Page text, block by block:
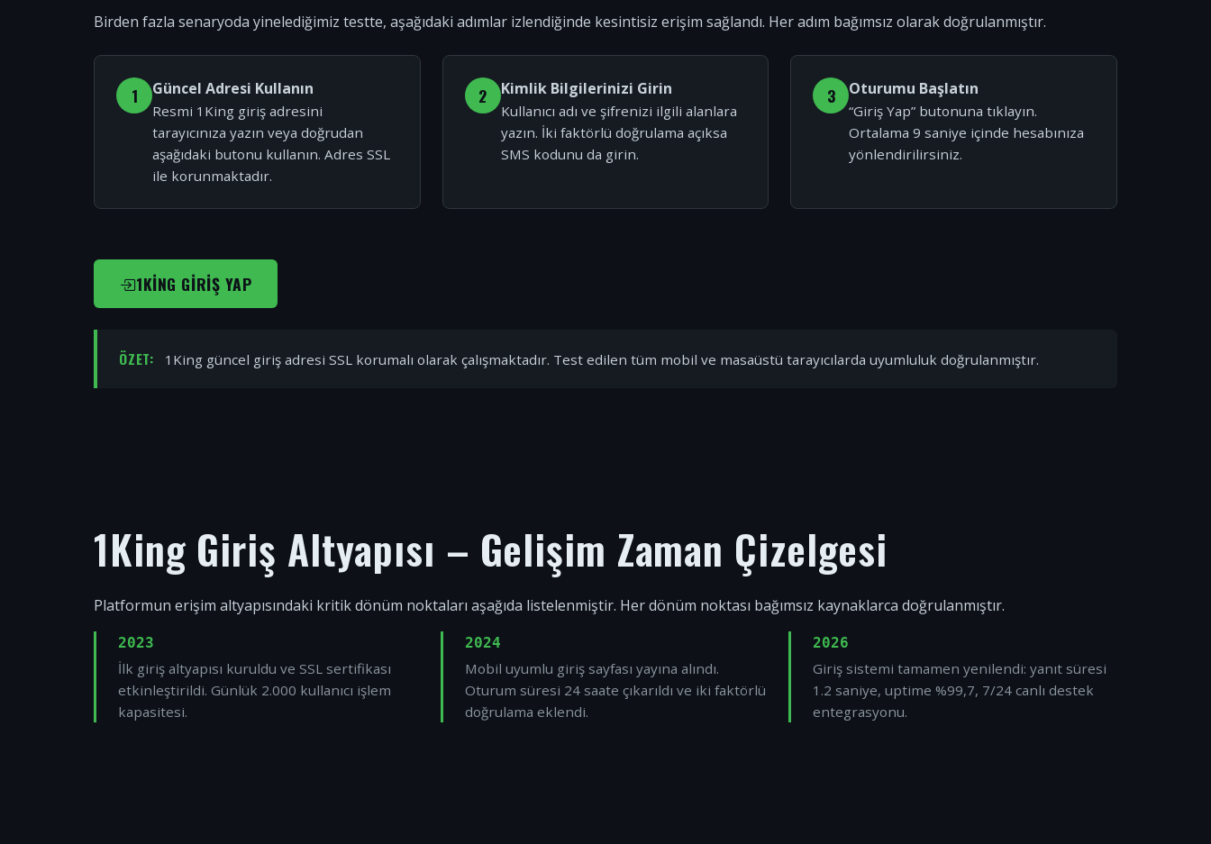
Birden fazla senaryoda yinelediğimiz testte, aşağıdaki adımlar izlendiğinde kesintisiz erişim sağlandı. Her adım bağımsız olarak doğrulanmıştır.
1 Güncel Adresi Kullanın
Resmi 1King giriş adresini
tarayıcınıza yazın veya doğrudan
aşağıdaki butonu kullanın. Adres SSL
ile korunmaktadır.
2 Kimlik Bilgilerinizi Girin
Kullanıcı adı ve şifrenizi ilgili alanlara
yazın. İki faktörlü doğrulama açıksa
SMS kodunu da girin.
3 Oturumu Başlatın
“Giriş Yap” butonuna tıklayın.
Ortalama 9 saniye içinde hesabınıza
yönlendirilirsiniz.
1KING GIRIŞ YAP
ÖZET: 1King güncel giriş adresi SSL korumalı olarak çalışmaktadır. Test edilen tüm mobil ve masaüstü tarayıcılarda uyumluluk doğrulanmıştır.
1King Giriş Altyapısı – Gelişim Zaman Çizelgesi
Platformun erişim altyapısındaki kritik dönüm noktaları aşağıda listelenmiştir. Her dönüm noktası bağımsız kaynaklarca doğrulanmıştır.
2023
İlk giriş altyapısı kuruldu ve SSL sertifikası
etkinleştirildi. Günlük 2.000 kullanıcı işlem
kapasitesi.
2024
Mobil uyumlu giriş sayfası yayına alındı.
Oturum süresi 24 saate çıkarıldı ve iki faktörlü
doğrulama eklendi.
2026
Giriş sistemi tamamen yenilendi: yanıt süresi
1.2 saniye, uptime %99,7, 7/24 canlı destek
entegrasyonu.